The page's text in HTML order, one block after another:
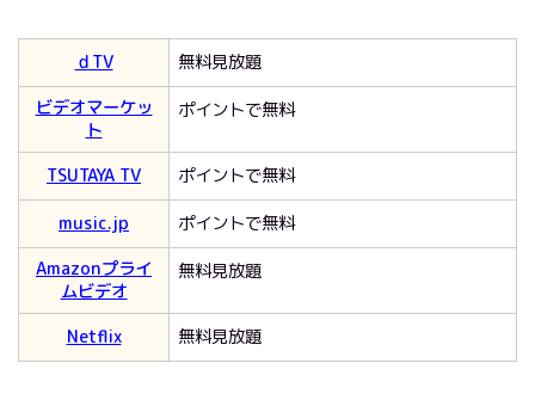
ｄTV
無料見放題
ビデオマーケッ
ト
ポイントで無料
TSUTAYA TV
ポイントで無料
music.jp
ポイントで無料
Amazonプライ
ムビデオ
無料見放題
Netflix 無料見放題